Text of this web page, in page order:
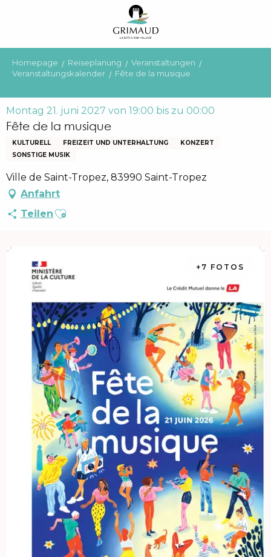
principal
Homepage Reiseplanung
Veranstaltungen
Veranstaltungskalender
Fête de la musique
Montag 21. juni 2027 von 19:00 bis zu 00:00
Fête de la musique
KULTURELL FREIZEIT UND UNTERHALTUNG
KONZERT
SONSTIGE MUSIK
Ville de Saint-Tropez, 83990 Saint-Tropez
Anfahrt
Teilen Ajouter aux favoris
+7 FOTOS